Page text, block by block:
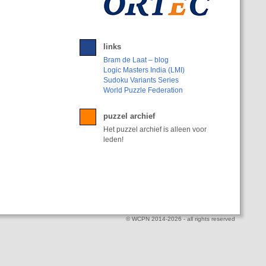
links
Bram de Laat – blog
Logic Masters India (LMI)
Sudoku Variants Series
World Puzzle Federation
puzzel archief
Het puzzel archief is alleen voor
leden!
© WCPN 2014-2026 - all rights reserved